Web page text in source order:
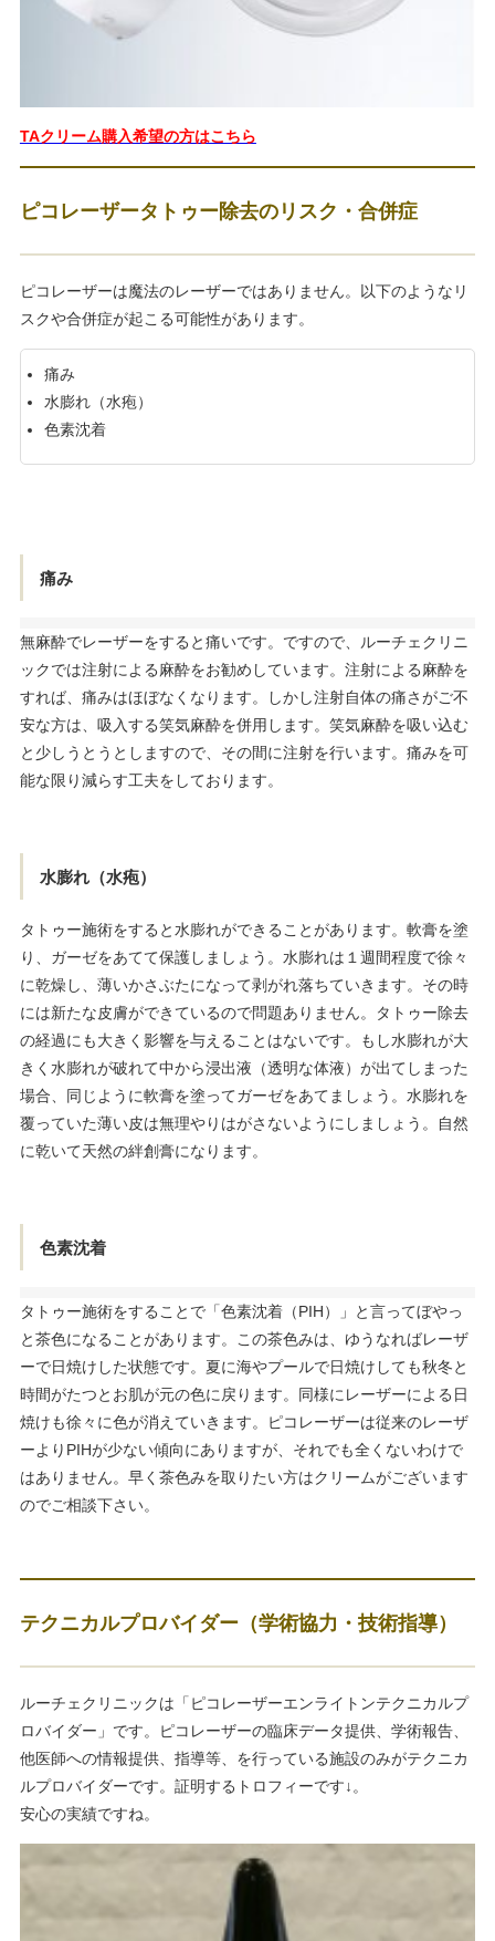
TAクリーム購入希望の方はこちら
ピコレーザータトゥー除去のリスク・合併症
ピコレーザーは魔法のレーザーではありません。以下のようなリ
スクや合併症が起こる可能性があります。
痛み
水膨れ（水疱）
色素沈着
痛み
無麻酔でレーザーをすると痛いです。ですので、ルーチェクリニ
ックでは注射による麻酔をお勧めしています。注射による麻酔を
すれば、痛みはほぼなくなります。しかし注射自体の痛さがご不
安な方は、吸入する笑気麻酔を併用します。笑気麻酔を吸い込む
と少しうとうとしますので、その間に注射を行います。痛みを可
能な限り減らす工夫をしております。
水膨れ（水疱）
タトゥー施術をすると水膨れができることがあります。軟膏を塗
り、ガーゼをあてて保護しましょう。水膨れは１週間程度で徐々
に乾燥し、薄いかさぶたになって剥がれ落ちていきます。その時
には新たな皮膚ができているので問題ありません。タトゥー除去
の経過にも大きく影響を与えることはないです。もし水膨れが大
きく水膨れが破れて中から浸出液（透明な体液）が出てしまった
場合、同じように軟膏を塗ってガーゼをあてましょう。水膨れを
覆っていた薄い皮は無理やりはがさないようにしましょう。自然
に乾いて天然の絆創膏になります。
色素沈着
タトゥー施術をすることで「色素沈着（PIH）」と言ってぼやっ
と茶色になることがあります。この茶色みは、ゆうなればレーザ
ーで日焼けした状態です。夏に海やプールで日焼けしても秋冬と
時間がたつとお肌が元の色に戻ります。同様にレーザーによる日
焼けも徐々に色が消えていきます。ピコレーザーは従来のレーザ
ーよりPIHが少ない傾向にありますが、それでも全くないわけで
はありません。早く茶色みを取りたい方はクリームがございます
のでご相談下さい。
テクニカルプロバイダー（学術協力・技術指導）
ルーチェクリニックは「ピコレーザーエンライトンテクニカルプ
ロバイダー」です。ピコレーザーの臨床データ提供、学術報告、
他医師への情報提供、指導等、を行っている施設のみがテクニカ
ルプロバイダーです。証明するトロフィーです↓。
安心の実績ですね。